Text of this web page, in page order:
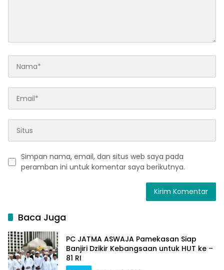
Simpan nama, email, dan situs web saya pada
peramban ini untuk komentar saya berikutnya.
Baca Juga
PC JATMA ASWAJA Pamekasan Siap
Banjiri Dzikir Kebangsaan untuk HUT ke –
81 RI